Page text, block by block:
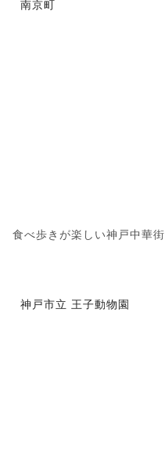
南京町
食べ歩きが楽しい神戸中華街
神戸市立 王子動物園